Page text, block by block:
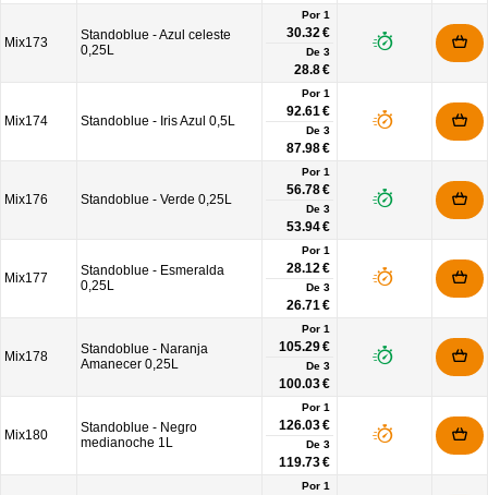
Mix173
Standoblue - Azul celeste
0,25L
Por 1
30.32 €
De 3
28.8 €
Mix174 Standoblue - Iris Azul 0,5L
Por 1
92.61 €
De 3
87.98 €
Mix176 Standoblue - Verde 0,25L
Por 1
56.78 €
De 3
53.94 €
Mix177
Standoblue - Esmeralda
0,25L
Por 1
28.12 €
De 3
26.71 €
Mix178
Standoblue - Naranja
Amanecer 0,25L
Por 1
105.29 €
De 3
100.03 €
Mix180
Standoblue - Negro
medianoche 1L
Por 1
126.03 €
De 3
119.73 €
Por 1